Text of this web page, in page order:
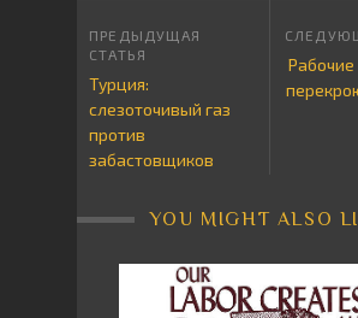
Турция:
слезоточивый газ
против
забастовщиков
Рабочие
YOU MIGHT ALSO